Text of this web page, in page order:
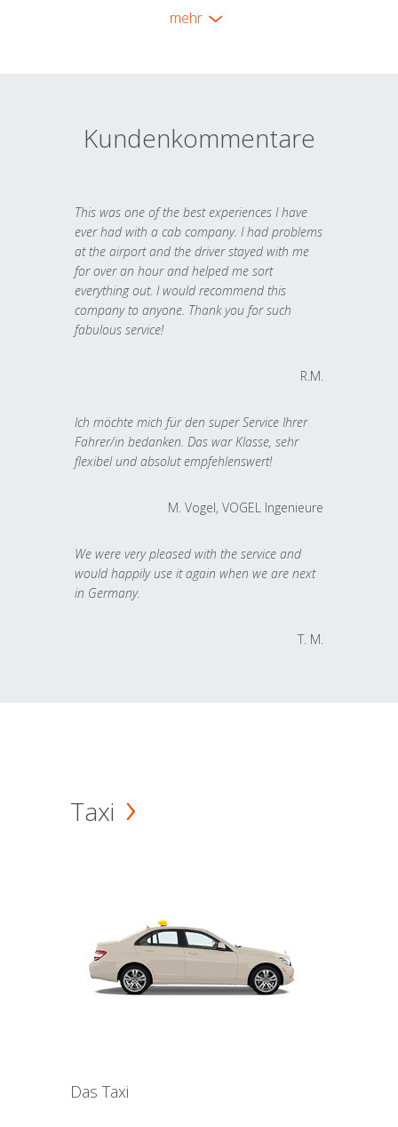
mehr
Kundenkommentare
This was one of the best experiences I have
ever had with a cab company. I had problems
at the airport and the driver stayed with me
for over an hour and helped me sort
everything out. I would recommend this
company to anyone. Thank you for such
fabulous service!
R.M.
Ich möchte mich für den super Service Ihrer
Fahrer/in bedanken. Das war Klasse, sehr
flexibel und absolut empfehlenswert!
M. Vogel, VOGEL Ingenieure
We were very pleased with the service and
would happily use it again when we are next
in Germany.
T. M.
Taxi
Das Taxi